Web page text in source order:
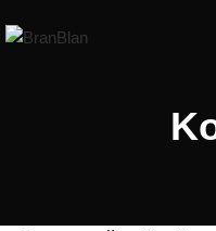
Besplatna dostava za